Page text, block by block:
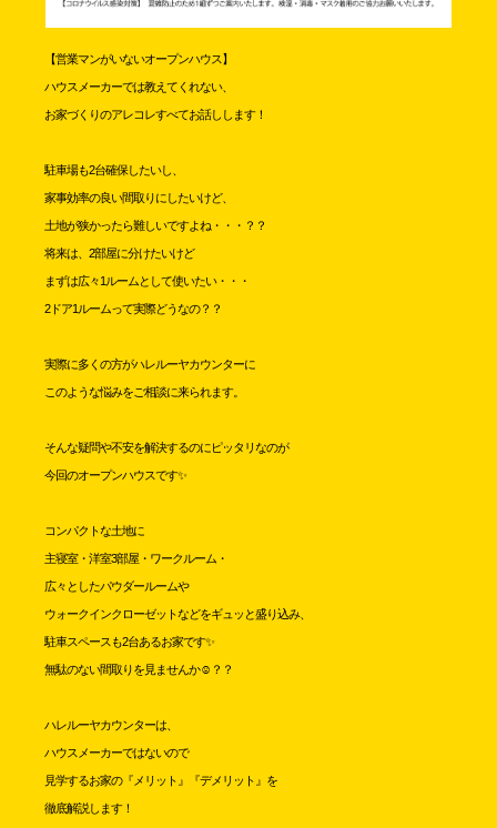
【営業マンがいないオープンハウス】
ハウスメーカーでは教えてくれない、
お家づくりのアレコレすべてお話しします！
駐車場も2台確保したいし、
家事効率の良い間取りにしたいけど、
土地が狭かったら難しいですよね・・・？？
将来は、2部屋に分けたいけど
まずは広々1ルームとして使いたい・・・
2ドア1ルームって実際どうなの？？
実際に多くの方がハレルーヤカウンターに
このような悩みをご相談に来られます。
そんな疑問や不安を解決するのにピッタリなのが
今回のオープンハウスです✨
コンパクトな土地に
主寝室・洋室3部屋・ワークルーム・
広々としたパウダールームや
ウォークインクローゼットなどをギュッと盛り込み、
駐車スペースも2台あるお家です✨
無駄のない間取りを見ませんか☺？？
ハレルーヤカウンターは、
ハウスメーカーではないので
見学するお家の『メリット』『デメリット』を
徹底解説します！